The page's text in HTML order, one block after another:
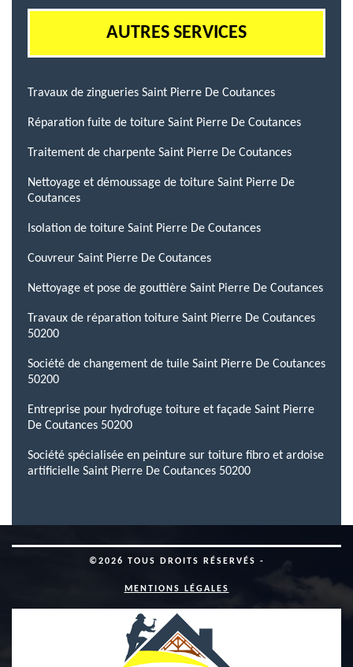
AUTRES SERVICES
Travaux de zingueries Saint Pierre De Coutances
Réparation fuite de toiture Saint Pierre De Coutances
Traitement de charpente Saint Pierre De Coutances
Nettoyage et démoussage de toiture Saint Pierre De
Coutances
Isolation de toiture Saint Pierre De Coutances
Couvreur Saint Pierre De Coutances
Nettoyage et pose de gouttière Saint Pierre De Coutances
Travaux de réparation toiture Saint Pierre De Coutances
50200
Société de changement de tuile Saint Pierre De Coutances
50200
Entreprise pour hydrofuge toiture et façade Saint Pierre
De Coutances 50200
Société spécialisée en peinture sur toiture fibro et ardoise
artificielle Saint Pierre De Coutances 50200
©2026 TOUS DROITS RÉSERVÉS -
MENTIONS LÉGALES